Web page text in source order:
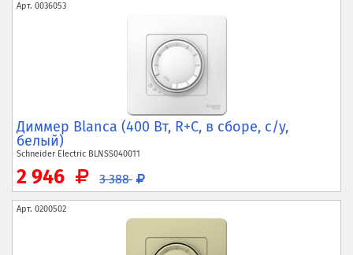
Арт. 0036053
Диммер Blanca (400 Вт, R+C, в сборе, с/у,
белый)
Schneider Electric BLNSS040011
2 946 3 388
Арт. 0200502